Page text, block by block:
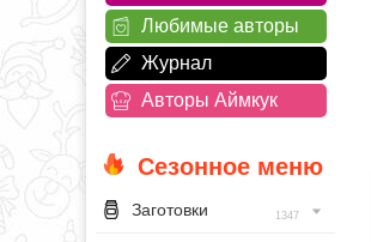
Любимые авторы
Журнал
Авторы Аймкук
Сезонное меню
Заготовки 1347